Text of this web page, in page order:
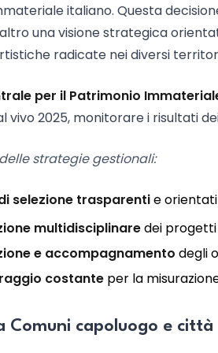
italiano. Questa
una visione strategica
radicate nei diversi
per il Patrimonio
vivo 2025, monitorare i risultati
strategie gestionali:
selezione trasparentie
multidisciplinaredei
e accompagnamento degli
costante per la
Comuni capoluogo e